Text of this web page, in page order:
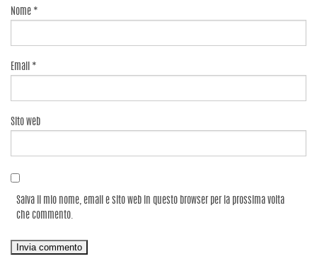
Nome *
Email *
Sito web
Salva il mio nome, email e sito web in questo browser per la prossima volta
che commento.